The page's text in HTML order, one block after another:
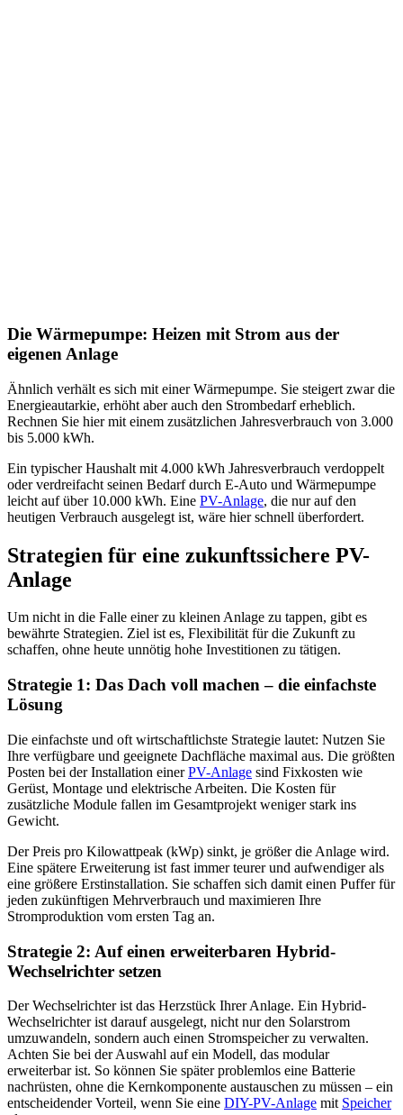
Die Wärmepumpe: Heizen mit Strom aus der
eigenen Anlage
Ähnlich verhält es sich mit einer Wärmepumpe. Sie steigert zwar die
Energieautarkie, erhöht aber auch den Strombedarf erheblich.
Rechnen Sie hier mit einem zusätzlichen Jahresverbrauch von 3.000
bis 5.000 kWh.
Ein typischer Haushalt mit 4.000 kWh Jahresverbrauch verdoppelt
oder verdreifacht seinen Bedarf durch E-Auto und Wärmepumpe
leicht auf über 10.000 kWh. Eine PV-Anlage, die nur auf den
heutigen Verbrauch ausgelegt ist, wäre hier schnell überfordert.
Strategien für eine zukunftssichere PV-
Anlage
Um nicht in die Falle einer zu kleinen Anlage zu tappen, gibt es
bewährte Strategien. Ziel ist es, Flexibilität für die Zukunft zu
schaffen, ohne heute unnötig hohe Investitionen zu tätigen.
Strategie 1: Das Dach voll machen – die einfachste
Lösung
Die einfachste und oft wirtschaftlichste Strategie lautet: Nutzen Sie
Ihre verfügbare und geeignete Dachfläche maximal aus. Die größten
Posten bei der Installation einerPV-Anlage sind Fixkosten wie
Gerüst, Montage und elektrische Arbeiten. Die Kosten für
zusätzliche Module fallen im Gesamtprojekt weniger stark ins
Gewicht.
Der Preis pro Kilowattpeak (kWp) sinkt, je größer die Anlage wird.
Eine spätere Erweiterung ist fast immer teurer und aufwendiger als
eine größere Erstinstallation. Sie schaffen sich damit einen Puffer für
jeden zukünftigen Mehrverbrauch und maximieren Ihre
Stromproduktion vom ersten Tag an.
Strategie 2: Auf einen erweiterbaren Hybrid-
Wechselrichter setzen
Der Wechselrichter ist das Herzstück Ihrer Anlage. Ein Hybrid-
Wechselrichter ist darauf ausgelegt, nicht nur den Solarstrom
umzuwandeln, sondern auch einen Stromspeicher zu verwalten.
Achten Sie bei der Auswahl auf ein Modell, das modular
erweiterbar ist. So können Sie später problemlos eine Batterie
nachrüsten, ohne die Kernkomponente austauschen zu müssen – ein
entscheidender Vorteil, wenn Sie eine DIY-PV-Anlage mit Speicher